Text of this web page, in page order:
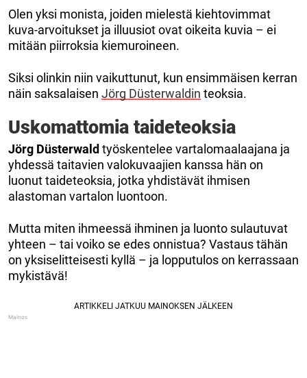
Olen yksi monista, joiden mielestä kiehtovimmat
kuva-arvoitukset ja illuusiot ovat oikeita kuvia – ei
mitään piirroksia kiemuroineen.
Siksi olinkin niin vaikuttunut, kun ensimmäisen kerran
näin saksalaisen Jörg Düsterwaldin teoksia.
Uskomattomia taideteoksia
Jörg Düsterwald työskentelee vartalomaalaajana ja
yhdessä taitavien valokuvaajien kanssa hän on
luonut taideteoksia, jotka yhdistävät ihmisen
alastoman vartalon luontoon.
Mutta miten ihmeessä ihminen ja luonto sulautuvat
yhteen – tai voiko se edes onnistua? Vastaus tähän
on yksiselitteisesti kyllä – ja lopputulos on kerrassaan
mykistävä!